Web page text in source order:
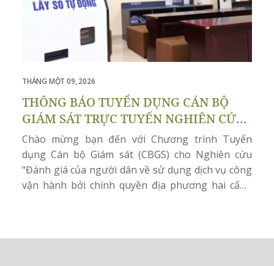
THÁNG MỘT 09, 2026
THÔNG BÁO TUYỂN DỤNG CÁN BỘ
GIÁM SÁT TRỰC TUYẾN NGHIÊN CỨU
“ĐÁNH GIÁ CỦA NGƯỜI DÂN VỀ SỬ
DỤNG DỊCH VỤ CÔNG VẬN HÀNH BỞI
CHÍNH QUYỀN ĐỊA PHƯƠNG HAI
CẤP”
Chào mừng bạn đến với Chương trình Tuyển
dụng Cán bộ Giám sát (CBGS) cho Nghiên cứu
“Đánh giá của người dân về sử dụng dịch vụ công
vận hành bởi chính quyền địa phương hai cấp”,